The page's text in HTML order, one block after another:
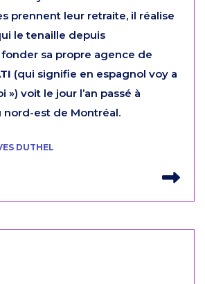
prennent leur retraite, il réalise
le tenaille depuis
fonder sa propre agence de
(qui signifie en espagnol voy a
») voit le jour l’an passé à
nord-est de Montréal.
DUTHEL